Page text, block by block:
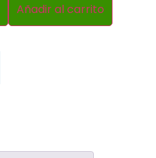
Añadir al carrito